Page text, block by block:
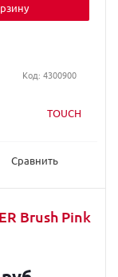
TOUCH
Сравнить
Код: 4300900
Brush Pink